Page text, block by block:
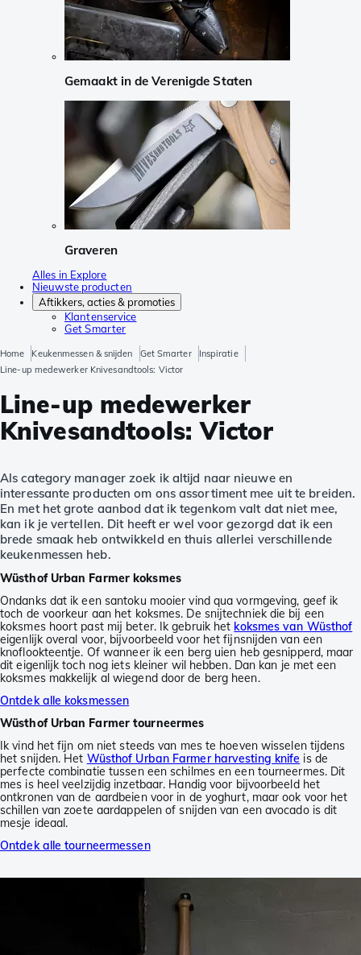
Gemaakt in de Verenigde Staten
Graveren
Alles in Explore
Nieuwste producten
Aftikkers, acties & promoties
Klantenservice
Get Smarter
Home Keukenmessen & snijden Get Smarter
Inspiratie
Line-up medewerker Knivesandtools: Victor
Line-up medewerker
Knivesandtools: Victor
Als category manager zoek ik altijd naar nieuwe en
interessante producten om ons assortiment mee uit te breiden.
En met het grote aanbod dat ik tegenkom valt dat niet mee,
kan ik je vertellen. Dit heeft er wel voor gezorgd dat ik een
brede smaak heb ontwikkeld en thuis allerlei verschillende
keukenmessen heb.
Wüsthof Urban Farmer koksmes
Ondanks dat ik een santoku mooier vind qua vormgeving, geef ik
toch de voorkeur aan het koksmes. De snijtechniek die bij een
koksmes hoort past mij beter. Ik gebruik het koksmes van Wüsthof
eigenlijk overal voor, bijvoorbeeld voor het fijnsnijden van een
knoflookteentje. Of wanneer ik een berg uien heb gesnipperd, maar
dit eigenlijk toch nog iets kleiner wil hebben. Dan kan je met een
koksmes makkelijk al wiegend door de berg heen.
Ontdek alle koksmessen
Wüsthof Urban Farmer tourneermes
Ik vind het fijn om niet steeds van mes te hoeven wisselen tijdens
het snijden. Het Wüsthof Urban Farmer harvesting knife is de
perfecte combinatie tussen een schilmes en een tourneermes. Dit
mes is heel veelzijdig inzetbaar. Handig voor bijvoorbeeld het
ontkronen van de aardbeien voor in de yoghurt, maar ook voor het
schillen van zoete aardappelen of snijden van een avocado is dit
mesje ideaal.
Ontdek alle tourneermessen